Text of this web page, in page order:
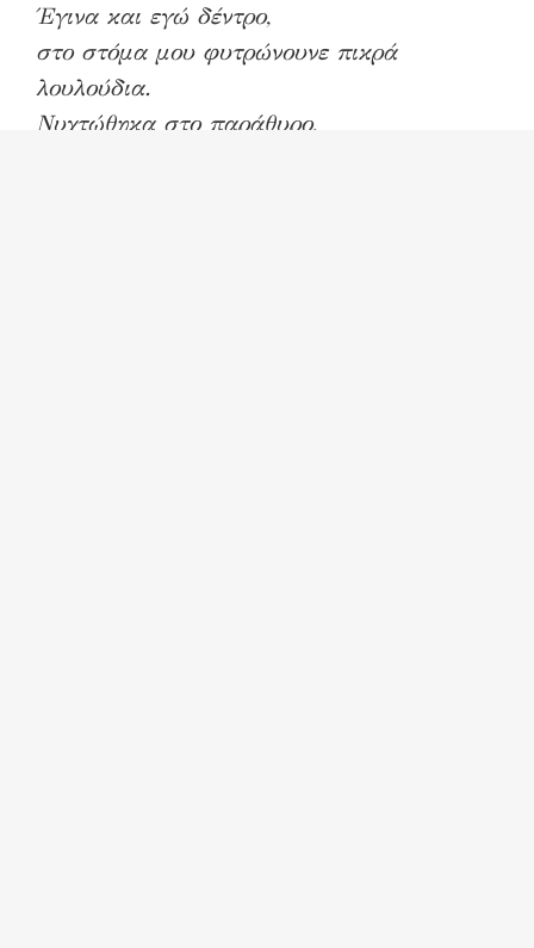
Έγινα και εγώ δέντρο,
στο στόμα μου φυτρώνουνε πικρά
λουλούδια.
Νυχτώθηκα στο παράθυρο,